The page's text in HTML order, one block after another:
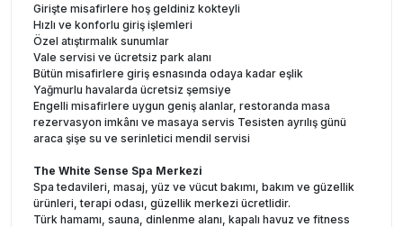
Girişte misafirlere hoş geldiniz kokteyli
Hızlı ve konforlu giriş işlemleri
Özel atıştırmalık sunumlar
Vale servisi ve ücretsiz park alanı
Bütün misafirlere giriş esnasında odaya kadar eşlik
Yağmurlu havalarda ücretsiz şemsiye
Engelli misafirlere uygun geniş alanlar, restoranda masa
rezervasyon imkânı ve masaya servis Tesisten ayrılış günü
araca şişe su ve serinletici mendil servisi
The White Sense Spa Merkezi
Spa tedavileri, masaj, yüz ve vücut bakımı, bakım ve güzellik
ürünleri, terapi odası, güzellik merkezi ücretlidir.
Türk hamamı, sauna, dinlenme alanı, kapalı havuz ve fitness